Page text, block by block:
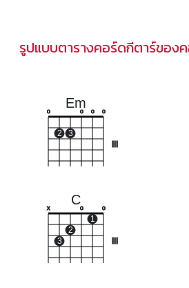
รูปแบบตารางคอร์ดกีตาร์ของค
Em
o
2 3
o o o
C
x
3
2
o
1
o